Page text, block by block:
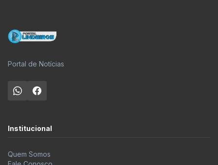
Quem Somos